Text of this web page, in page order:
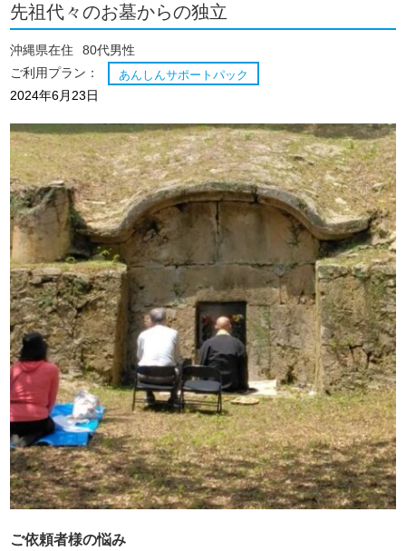
先祖代々のお墓からの独立
沖縄県在住
80代男性
ご利用プラン：
あんしんサポートパック
2024年6月23日
ご依頼者様の悩み